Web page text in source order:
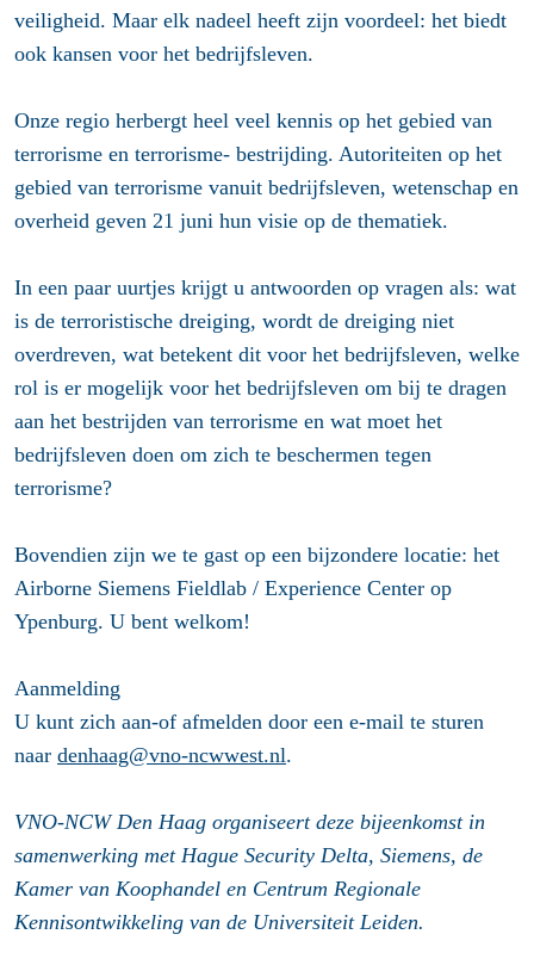
veiligheid. Maar elk nadeel heeft zijn voordeel: het biedt
ook kansen voor het bedrijfsleven.
Onze regio herbergt heel veel kennis op het gebied van
terrorisme en terrorisme- bestrijding. Autoriteiten op het
gebied van terrorisme vanuit bedrijfsleven, wetenschap en
overheid geven 21 juni hun visie op de thematiek.
In een paar uurtjes krijgt u antwoorden op vragen als: wat
is de terroristische dreiging, wordt de dreiging niet
overdreven, wat betekent dit voor het bedrijfsleven, welke
rol is er mogelijk voor het bedrijfsleven om bij te dragen
aan het bestrijden van terrorisme en wat moet het
bedrijfsleven doen om zich te beschermen tegen
terrorisme?
Bovendien zijn we te gast op een bijzondere locatie: het
Airborne Siemens Fieldlab / Experience Center op
Ypenburg. U bent welkom!
Aanmelding
U kunt zich aan-of afmelden door een e-mail te sturen
naar denhaag@vno-ncwwest.nl.
VNO-NCW Den Haag organiseert deze bijeenkomst in
samenwerking met Hague Security Delta, Siemens, de
Kamer van Koophandel en Centrum Regionale
Kennisontwikkeling van de Universiteit Leiden.